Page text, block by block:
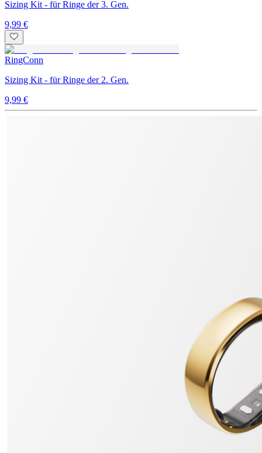
Sizing Kit - für Ringe der 3. Gen.
9,99 €
RingConn
Sizing Kit - für Ringe der 2. Gen.
9,99 €